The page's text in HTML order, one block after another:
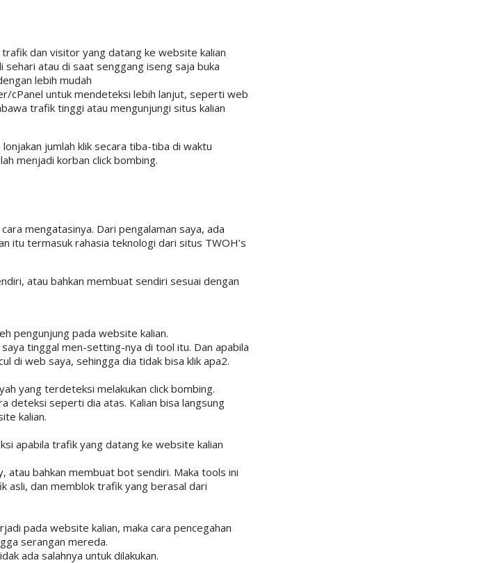
dan visitor yang datang ke website kalian
sehari atau di saat senggang iseng saja buka
lebih mudah
cPanel untuk mendeteksi lebih lanjut, seperti web
trafik tinggi atau mengunjungi situs kalian
jumlah klik secara tiba-tiba di waktu
menjadi korban click bombing.
mengatasinya. Dari pengalaman saya, ada
itu termasuk rahasia teknologi dari situs TWOH’s
atau bahkan membuat sendiri sesuai dengan
pengunjung pada website kalian.
tinggal men-setting-nya di tool itu. Dan apabila
di web saya, sehingga dia tidak bisa klik apa2.
yang terdeteksi melakukan click bombing.
deteksi seperti dia atas. Kalian bisa langsung
kalian.
apabila trafik yang datang ke website kalian
atau bahkan membuat bot sendiri. Maka tools ini
asli, dan memblok trafik yang berasal dari
pada website kalian, maka cara pencegahan
serangan mereda.
ada salahnya untuk dilakukan.